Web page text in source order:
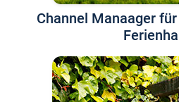
Channel Manaager